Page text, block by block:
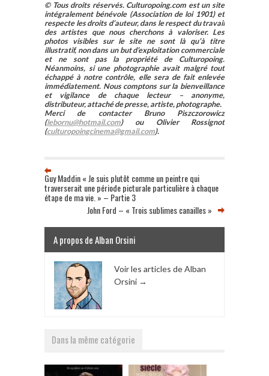
© Tous droits réservés. Culturopoing.com est un site
intégralement bénévole (Association de loi 1901) et
respecte les droits d’auteur, dans le respect du travail
des artistes que nous cherchons à valoriser. Les
photos visibles sur le site ne sont là qu’à titre
illustratif, non dans un but d’exploitation commerciale
et ne sont pas la propriété de Culturopoing.
Néanmoins, si une photographie avait malgré tout
échappé à notre contrôle, elle sera de fait enlevée
immédiatement. Nous comptons sur la bienveillance
et vigilance de chaque lecteur – anonyme,
distributeur, attaché de presse, artiste, photographe.
Merci de contacter Bruno Piszczorowicz
(lebornu@hotmail.com) ou Olivier Rossignot
(culturopoingcinema@gmail.com).
Guy Maddin « Je suis plutôt comme un peintre qui
traverserait une période picturale particulière à chaque
étape de ma vie. » – Partie 3
John Ford – « Trois sublimes canailles »
A propos de Alban Orsini
Voir les articles de Alban
Orsini →
Dans la même catégorie